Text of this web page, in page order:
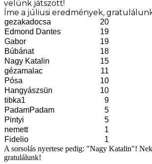
velünk játszott!
Íme a júliusi eredmények,
gezakadocsa
20
Edmond Dantes
19
Gabor
19
Búbánat
18
Nagy Katalin
15
gézamalac
11
Pósa
10
Hangyászsün
10
tibka1
9
PadamPadam
5
Pintyi
5
nemett
1
Fidelio
1
A sorsolás nyertese pedig: "Nagy Katalin"!
gratulálunk!